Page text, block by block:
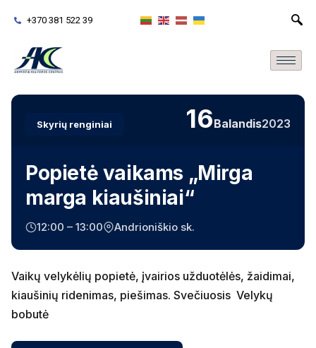
+370 381 522 39
Skyrių renginiai 16Balandis2023
Popietė vaikams „Mirga
marga kiaušiniai“
12:00 – 13:00 Andrioniškio sk.
Vaikų velykėlių popietė, įvairios užduotėlės, žaidimai,
kiaušinių ridenimas, piešimas. Svečiuosis Velykų
bobutė